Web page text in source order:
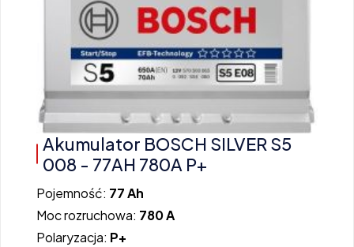
Akumulator BOSCH SILVER S5
008 - 77AH 780A P+
Pojemność: 77 Ah
Moc rozruchowa: 780 A
Polaryzacja: P+